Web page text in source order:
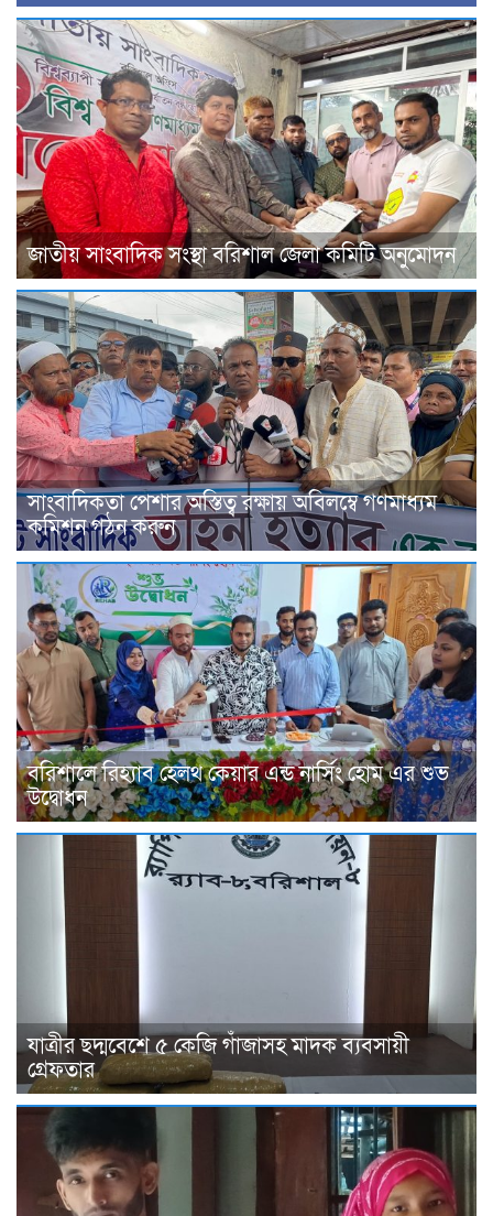
জাতীয় সাংবাদিক সংস্থা বরিশাল জেলা কমিটি অনুমোদন
সাংবাদিকতা পেশার অস্তিত্ব রক্ষায় অবিলম্বে গণমাধ্যম
কমিশন গঠন করুন
বরিশালে রিহ্যাব হেলথ কেয়ার এন্ড নার্সিং হোম এর শুভ
উদ্বোধন
যাত্রীর ছদ্মবেশে ৫ কেজি গাঁজাসহ মাদক ব্যবসায়ী
গ্রেফতার